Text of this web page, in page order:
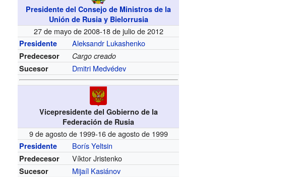
Presidente del Consejo de Ministros de la
Unión de Rusia y Bielorrusia
27 de mayo de 2008-18 de julio de 2012
Presidente Aleksandr Lukashenko
Predecesor
Cargo creado
Sucesor
Dmitri Medvédev
Vicepresidente del Gobierno de la
Federación de Rusia
9 de agosto de 1999-16 de agosto de 1999
Presidente Borís Yeltsin
Predecesor Víktor Jristenko
Sucesor Mijaíl Kasiánov